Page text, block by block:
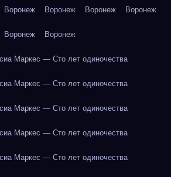
Воронеж Воронеж Воронеж Воронеж
Воронеж Воронеж
Маркес — Сто лет одиночества
Маркес — Сто лет одиночества
Маркес — Сто лет одиночества
Маркес — Сто лет одиночества
Маркес — Сто лет одиночества